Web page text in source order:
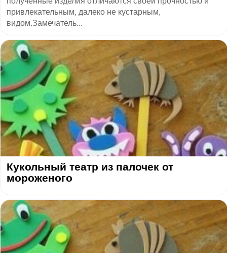
привлекательным, далеко не кустарным,
видом.Замечатель...
Кукольный театр из палочек от
мороженого